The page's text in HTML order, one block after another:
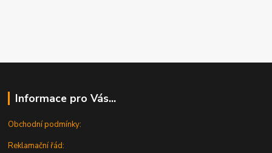
Informace pro Vás...
Obchodní podmínky:
Reklamační řád: